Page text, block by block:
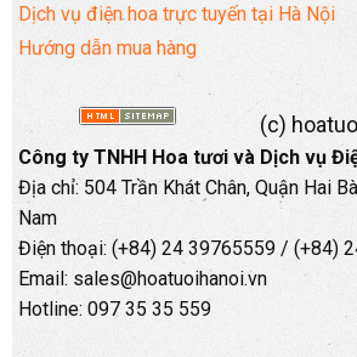
Dịch vụ điện hoa trực tuyến tại Hà Nội
Hướng dẫn mua hàng
(c)
Công ty TNHH Hoa tươi và Dịch vụ
Địa chỉ: 504 Trần Khát Chân, Quận Hai
Nam
Điện thoại: (+84) 24 39765559 / (+84)
Email: sales@hoatuoihanoi.vn
Hotline: 097 35 35 559